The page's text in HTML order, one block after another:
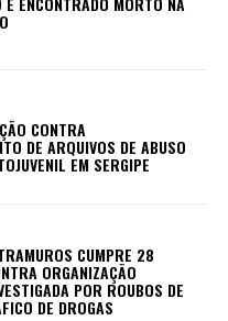
CONTRA
DE ARQUIVOS DE ABUSO
EM SERGIPE
CUMPRE 28
ORGANIZAÇÃO
POR ROUBOS DE
DE DROGAS